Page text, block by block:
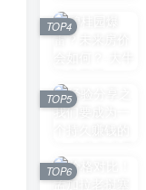
TOP4
TOP5
TOP6